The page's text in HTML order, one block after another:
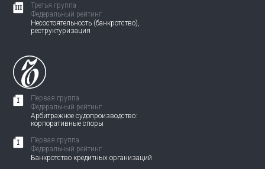
Третья группа
Федеральный рейтинг
Несостоятельность (банкротство),
реструктуризация
Первая группа
Федеральный рейтинг
Арбитражное судопроизводство:
корпоративные споры
Первая группа
Федеральный рейтинг
Банкротство кредитных организаций